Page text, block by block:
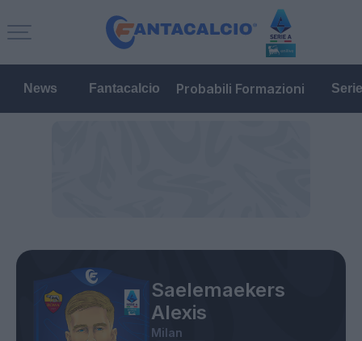
News Fantacalcio Probabili Formazioni
Saelemaekers
Alexis
Milan